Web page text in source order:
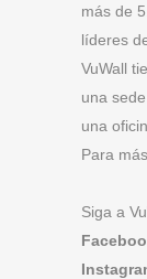
más de
líderes
VuWall
una
una
Para
Siga a